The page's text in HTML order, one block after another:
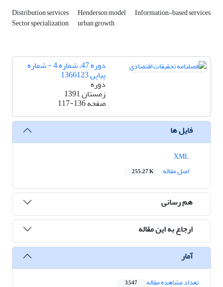
Distribution services Henderson model Information-based services
Sector specialization urban growth
دوره 47، شماره 4 - شماره
پیاپی 1366123
دوره
زمستان 1391
صفحه117-136
فایل ها
اصل مقاله
255.27 K
هم رسانی
ارجاع به این مقاله
آمار
تعداد مشاهده مقاله 3,547